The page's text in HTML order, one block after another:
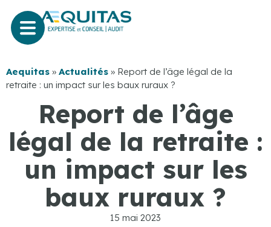
Aequitas » Actualités » Report de l’âge légal de la
retraite : un impact sur les baux ruraux ?
Report de l’âge
légal de la retraite :
un impact sur les
baux ruraux ?
15 mai 2023